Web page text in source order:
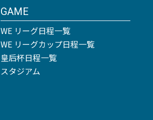
GAME
WE リーグ日程一覧
WE リーグカップ日程一覧
皇后杯日程一覧
スタジアム